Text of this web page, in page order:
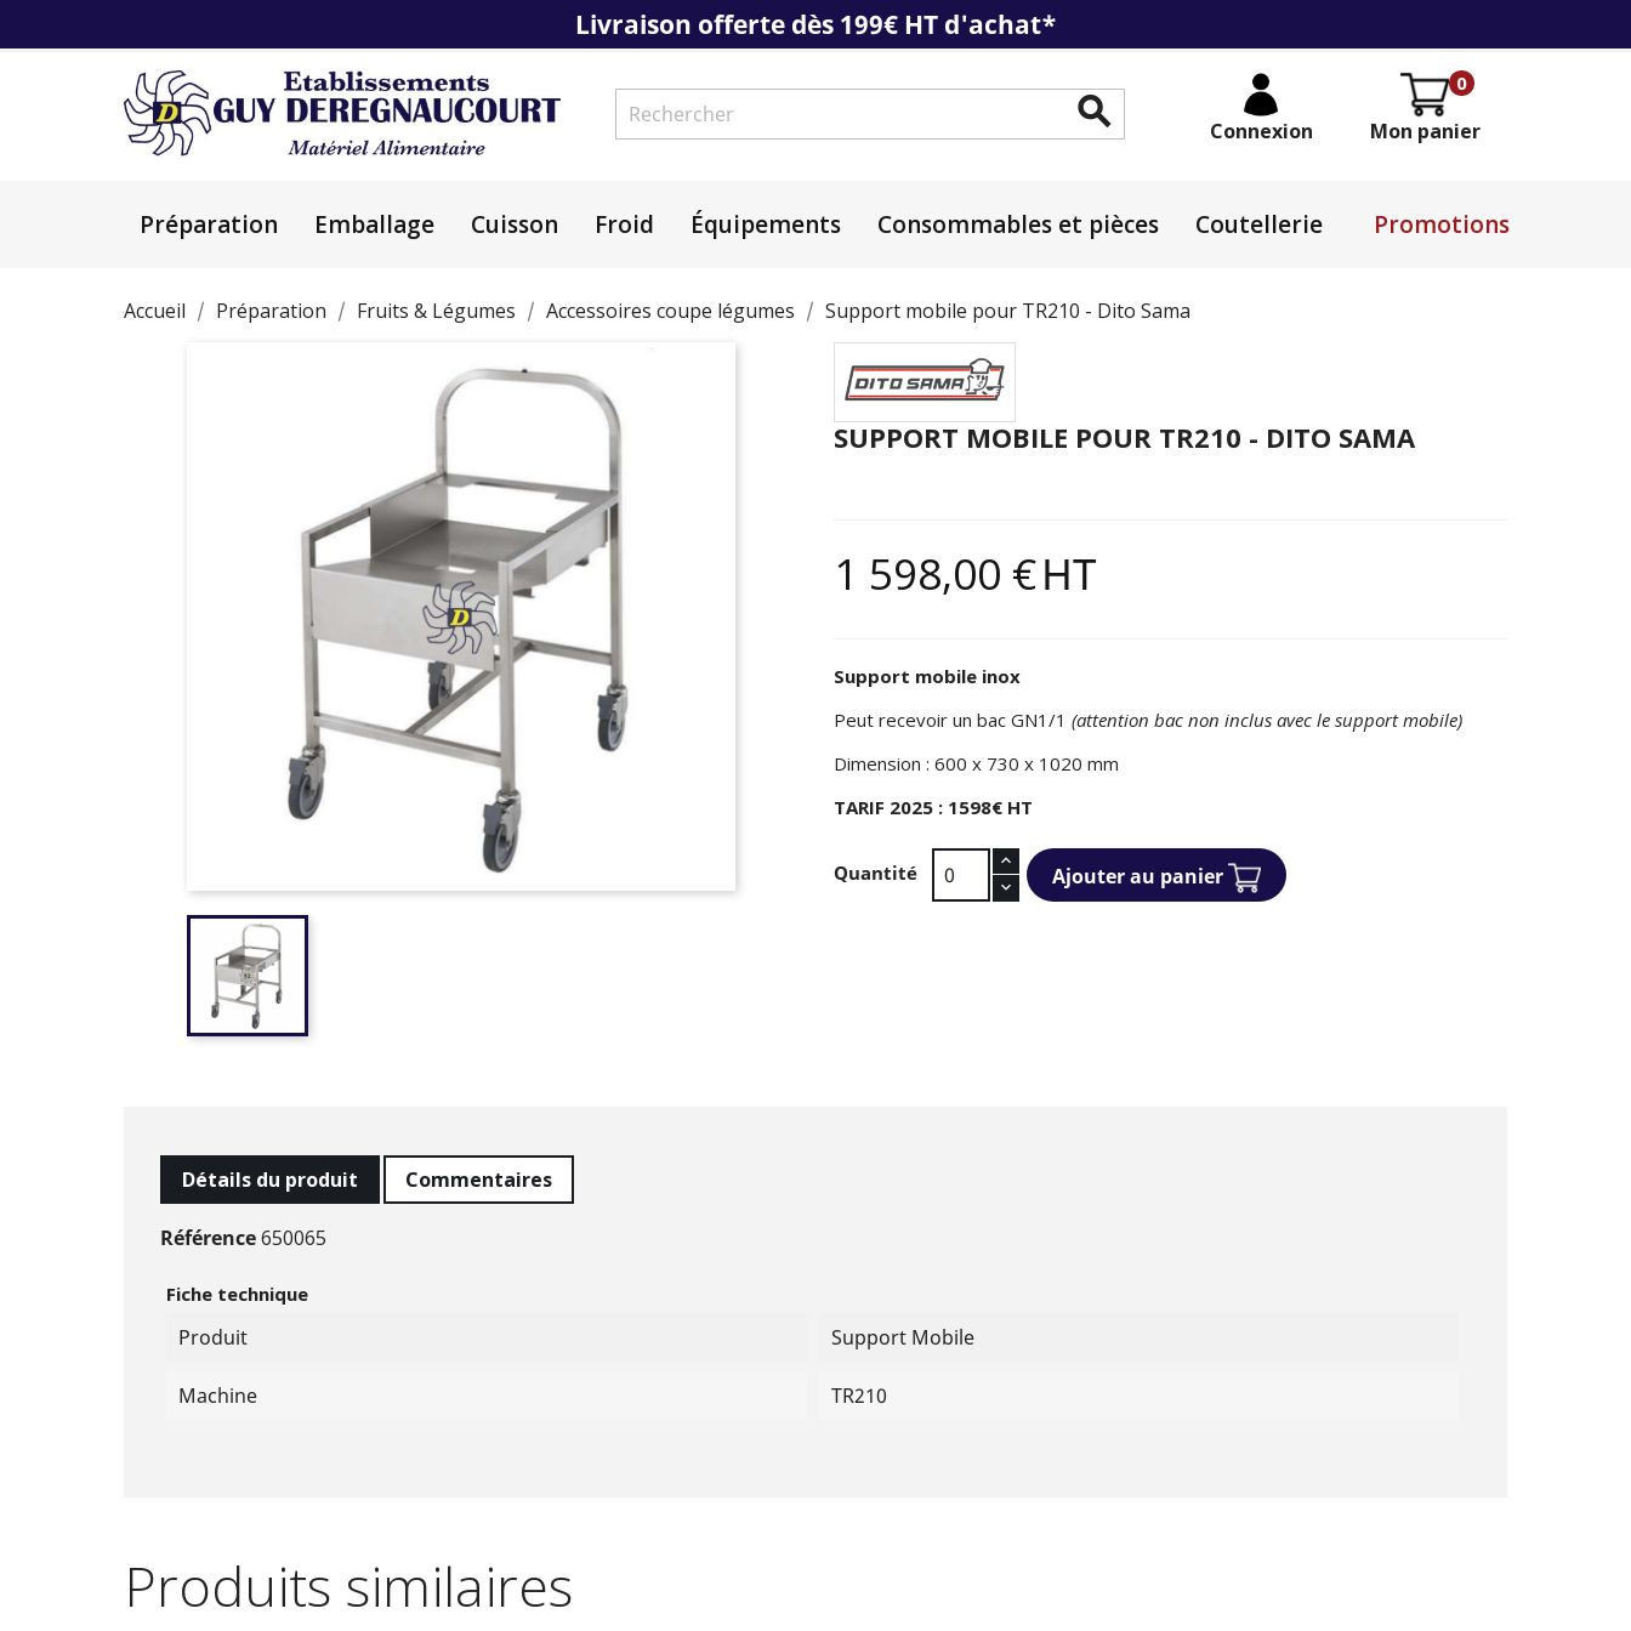
Livraison offerte dès 199€ HT d'achat*
0
Mon panier
 Connexion
Préparation Emballage Cuisson Froid Équipements Consommables et pièces Coutellerie Promotions
Accueil Préparation Fruits & Légumes Accessoires coupe légumes Support mobile pour TR210 - Dito Sama
SUPPORT MOBILE POUR TR210 - DITO SAMA
1 598,00 €HT
Support mobile inox
Peut recevoir un bac GN1/1 (attention bac non inclus avec le support mobile)
Dimension : 600 x 730 x 1020 mm
TARIF 2025 : 1598€ HT
Quantité Ajouter au panier
Détails du produit Commentaires
Référence650065
Fiche technique
Produit Support Mobile
Machine TR210
Produits similaires